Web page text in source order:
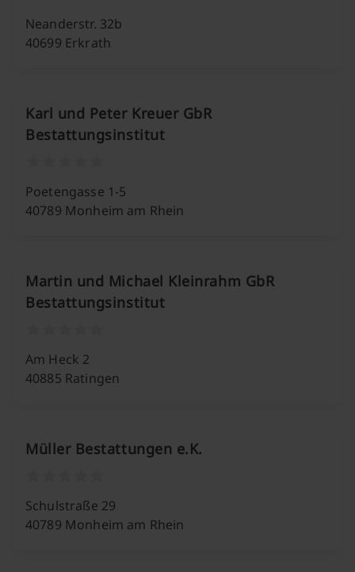
Neanderstr. 32b
40699 Erkrath
Karl und Peter Kreuer GbR
Bestattungsinstitut
Poetengasse 1-5
40789 Monheim am Rhein
Martin und Michael Kleinrahm GbR
Bestattungsinstitut
Am Heck 2
40885 Ratingen
Müller Bestattungen e.K.
Schulstraße 29
40789 Monheim am Rhein